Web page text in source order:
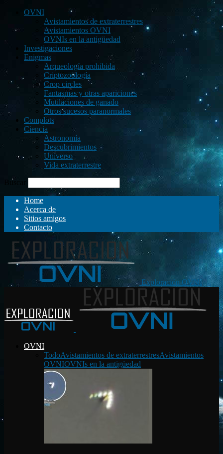
OVNI
Avistamientos de extraterrestres
Avistamientos OVNI
OVNIs en la antigüedad
Investigaciones
Enigmas
Arqueología prohibida
Criptozoología
Crop circles
Fantasmas y otras apariciones
Mutilaciones de ganado
Otros sucesos paranormales
Complots
Ciencia
Astronomía
Descubrimientos
Universo
Vida extraterrestre
Buscar
Home
Acerca de
Sitios amigos
Contacto
Exploración OVNI
OVNI
TodoAvistamientos de extraterrestresAvistamientos
OVNIOVNIs en la antigüedad